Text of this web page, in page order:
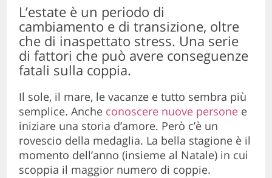
L’estate è un periodo di
cambiamento e di transizione, oltre
che di inaspettato stress. Una serie
di fattori che può avere conseguenze
fatali sulla coppia.
Il sole, il mare, le vacanze e tutto sembra più
semplice. Anche conoscere nuove persone e
iniziare una storia d’amore. Però c’è un
rovescio della medaglia. La bella stagione è il
momento dell’anno (insieme al Natale) in cui
scoppia il maggior numero di coppie.